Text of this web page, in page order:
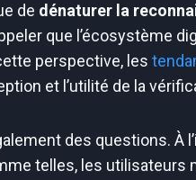
de dénaturer la
que l’écosystème
perspective, les
et l’utilité de la
des questions. À
telles, les utilisateurs